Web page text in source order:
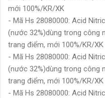
mới 100%/KR/XK
- Mã Hs 28080000: Acid
(nước 32%)dùng trong công
trang điểm, mới 100%/KR/XK
- Mã Hs 28080000: Acid
(nước 32%)dùng trong công
trang điểm, mới 100%/KR/XK
- Mã Hs 28080000: Acid